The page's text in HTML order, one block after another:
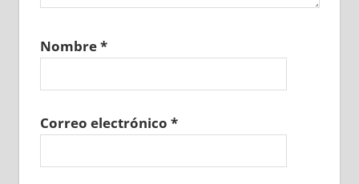
Nombre*
Correo electrónico *